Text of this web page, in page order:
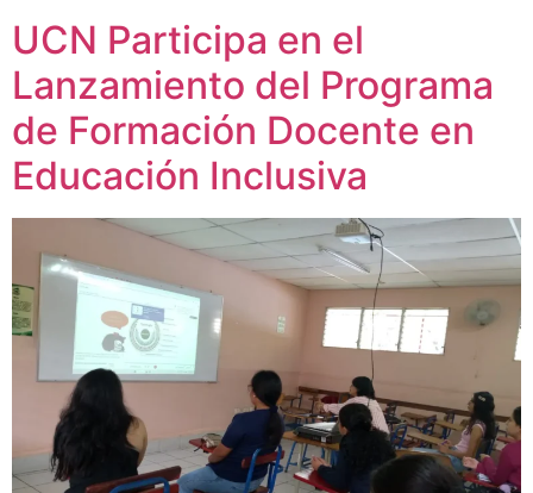
UCN Participa en el
Lanzamiento del Programa
de Formación Docente en
Educación Inclusiva